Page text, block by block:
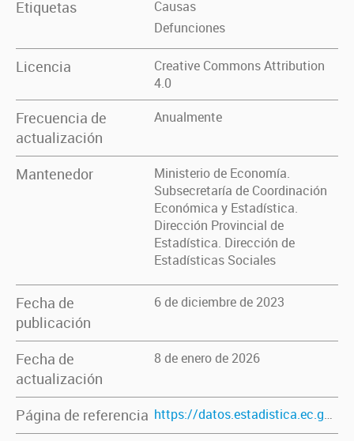
Etiquetas
Causas
Defunciones
Licencia
Creative Commons Attribution
4.0
Frecuencia de
actualización
Anualmente
Mantenedor
Ministerio de Economía.
Subsecretaría de Coordinación
Económica y Estadística.
Dirección Provincial de
Estadística. Dirección de
Estadísticas Sociales
Fecha de
publicación
6 de diciembre de 2023
Fecha de
actualización
8 de enero de 2026
Página de referencia https://datos.estadistica.ec.gba.gov.ar/dataset/defunciones-por-causas-ambos-sexos-total-provincia-anos-2010-2022